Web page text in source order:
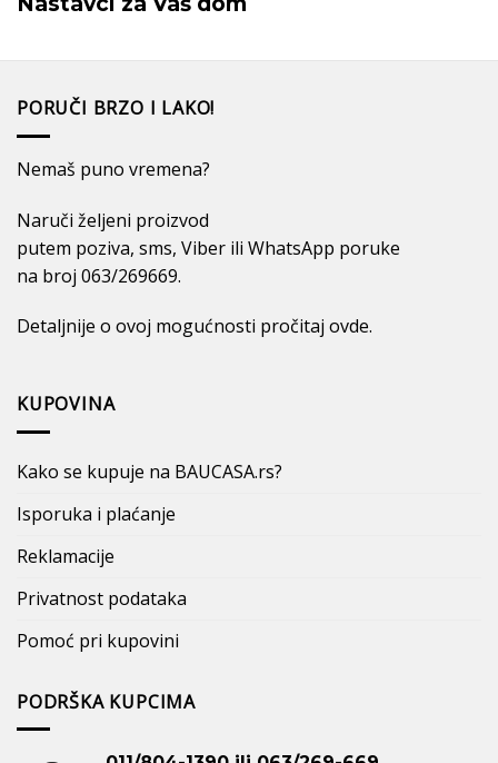
PORUČI BRZO I LAKO!
Nemaš puno vremena?
Naruči željeni proizvod
putem poziva, sms, Viber ili WhatsApp poruke
na broj 063/269669.
Detaljnije o ovoj mogućnosti pročitaj ovde.
KUPOVINA
Kako se kupuje na BAUCASA.rs?
Isporuka i plaćanje
Reklamacije
Privatnost podataka
Pomoć pri kupovini
PODRŠKA KUPCIMA